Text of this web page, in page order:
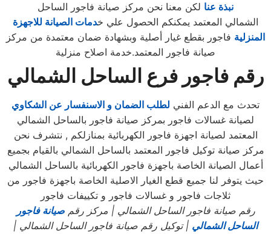
نبذة عنا لكن معنا نحن مركز صيانة فاجور الساحل
الشمالي المعتمد يمكنكم الحصول علي خدمات الصيانة للاجهزة
المنزلية فاجور بقطع غيار أصلية وبشهادة ضمان معتمدة من مركز
صيانة فاجور المعتمد.خدمة اصلاح منزلية
رقم فاجور فرع الساحل الشمالي
تحدث مع الدعم الفني لطلب الضمان و الاسنفسار عن الشكاوي
لصيانة غسالات فاجور بمركز صيانة فاجور بالساحل الشمالي
المعتمد لصيانة اجهزة فاجور الكهربائية بمنازلكم , نتشرف نحن
مركز صيانة توكيل فاجور المعتمد بالساحل الشمالي بالقيام بجميع
أعمال الصيانة الخاصة باجهزة فاجور الكهربائية بالساحل الشمالي
حيث يتوفر لنا جميع قطع الغيار الاصلية الخاصة باجهزة فاجور من
ثلاجات فاجور و غسالات فاجور و تكييفات فاجور
رقم صيانة فاجور الساحل الشمالي| مركز رقمصيانة فاجور
الساحل الشمالي | توكيل رقم صيانة فاجور الساحل الشمالي |